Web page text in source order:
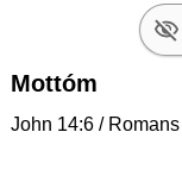
Mottóm
John 14:6 /